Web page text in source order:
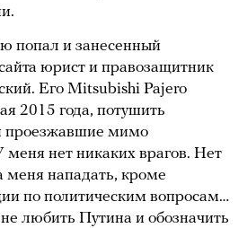
попал и занесенный
юрист и правозащитник
Его Mitsubishi Pajero
2015 года, потушить
проезжавшие мимо
меня нет никаких врагов. Нет
меня нападать, кроме
по политическим вопросам…
любить Путина и обозначить